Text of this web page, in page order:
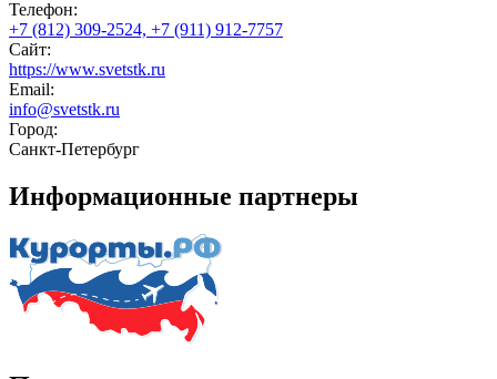
Телефон:
+7 (812) 309-2524, +7 (911) 912-7757
Сайт:
https://www.svetstk.ru
Email:
info@svetstk.ru
Город:
Санкт-Петербург
Информационные партнеры